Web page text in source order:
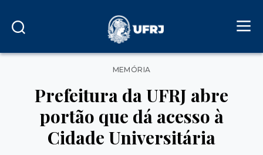
Categorias
MEMÓRIA
Prefeitura da UFRJ abre
portão que dá acesso à
Cidade Universitária